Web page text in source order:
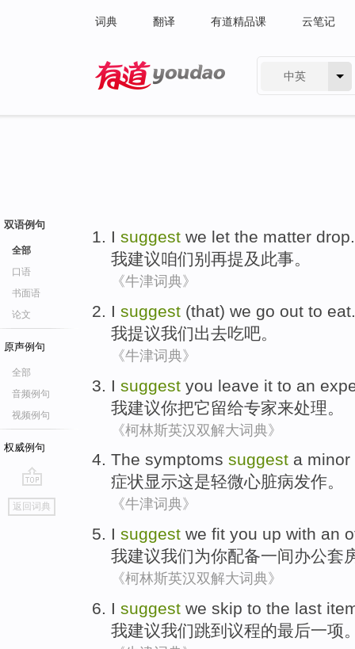
词典 翻译 有道精品课 云笔记
中英
双语例句
全部
口语
书面语
论文
原声例句
全部
音频例句
视频例句
权威例句
go
top
返回词典
I suggest we let the matter drop.
我建议咱们别再提及此事。
《牛津词典》
I suggest (that) we go out to eat.
我提议我们出去吃吧。
《牛津词典》
I suggest you leave it to an
我建议你把它留给专家来处理。
《柯林斯英汉双解大词典》
The symptoms suggest a minor
症状显示这是轻微心脏病发作。
《牛津词典》
I suggest we fit you up with an
我建议我们为你配备一间办公套
《柯林斯英汉双解大词典》
I suggest we skip to the last
我建议我们跳到 议程的最后一项